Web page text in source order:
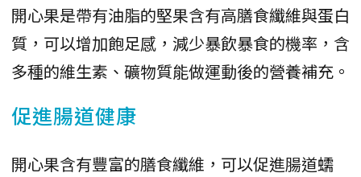
開心果是帶有油脂的堅果含有高膳食纖維與蛋白
質，可以增加飽足感，減少暴飲暴食的機率，含
多種的維生素、礦物質能做運動後的營養補充。
促進腸道健康
開心果含有豐富的膳食纖維，可以促進腸道蠕